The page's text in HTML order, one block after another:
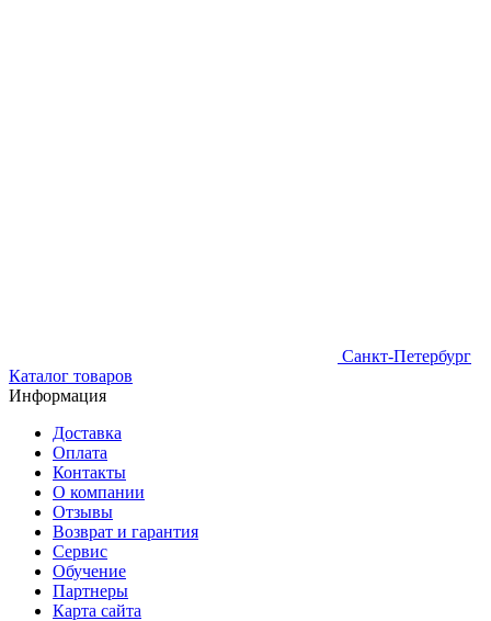
Санкт-Петербург
Каталог товаров
Информация
Доставка
Оплата
Контакты
О компании
Отзывы
Возврат и гарантия
Сервис
Обучение
Партнеры
Карта сайта